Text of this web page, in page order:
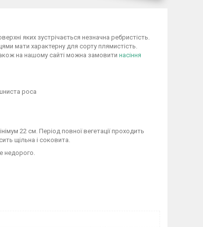
яких зустрічається незначна ребристість.
мати характерну для сорту плямистість.
на нашому сайті можна замовити насіння
роса
22 см. Період повної вегетації проходить
щільна і соковита.
недорого.